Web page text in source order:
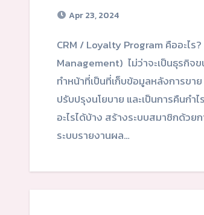
Apr 23, 2024
CRM / Loyalty Program คืออะไร? CRM หมายถึงระบบการจัดการลูกค้าสัมพันธ์ (Customer Relationship
Management) ไม่ว่าจะเป็นธุรกิจ
ทำหน้าที่เป็นที่เก็บข้อมูลหลังการข
ปรับปรุงนโยบาย และเป็นการคืนกำ
อะไรได้บ้าง สร้างระบบสมาชิกด้ว
ระบบรายงานผล…